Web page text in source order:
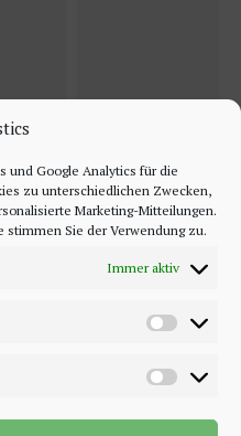
und Google Analytics für die
zu unterschiedlichen Zwecken,
Marketing-Mitteilungen.
stimmen Sie der Verwendung zu.
Immer aktiv